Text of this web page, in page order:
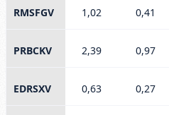
RMSFGV 1,02 0,41
PRBCKV 2,39 0,97
EDRSXV 0,63 0,27